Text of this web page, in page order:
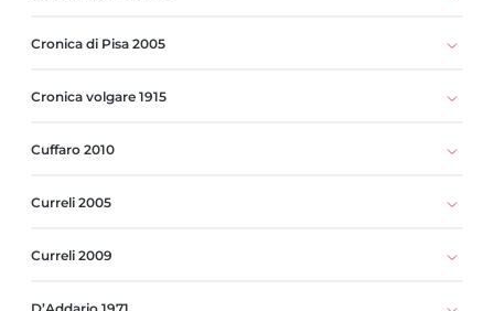
Cronica di Pisa 2005
Cronica volgare 1915
Cuffaro 2010
Curreli 2005
Curreli 2009